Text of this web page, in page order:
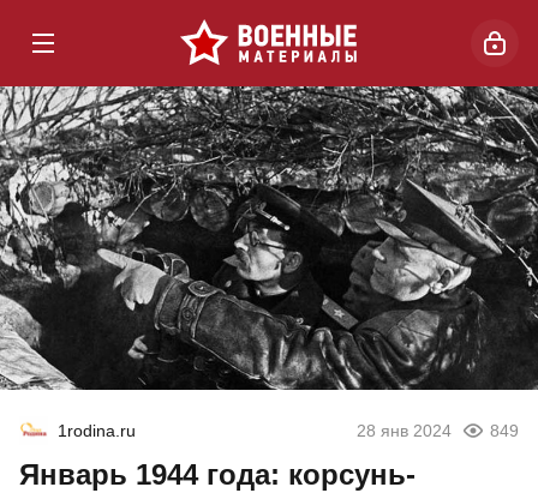
1rodina.ru 28 янв 2024 849
Январь 1944 года: корсунь-